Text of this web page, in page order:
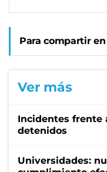
Para compartir
Ver más
Incidentes frente
detenidos
Universidades: